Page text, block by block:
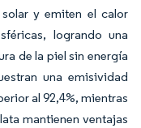
y emiten el calor
logrando una
de la piel sin energía
una emisividad
al 92,4%, mientras
mantienen ventajas